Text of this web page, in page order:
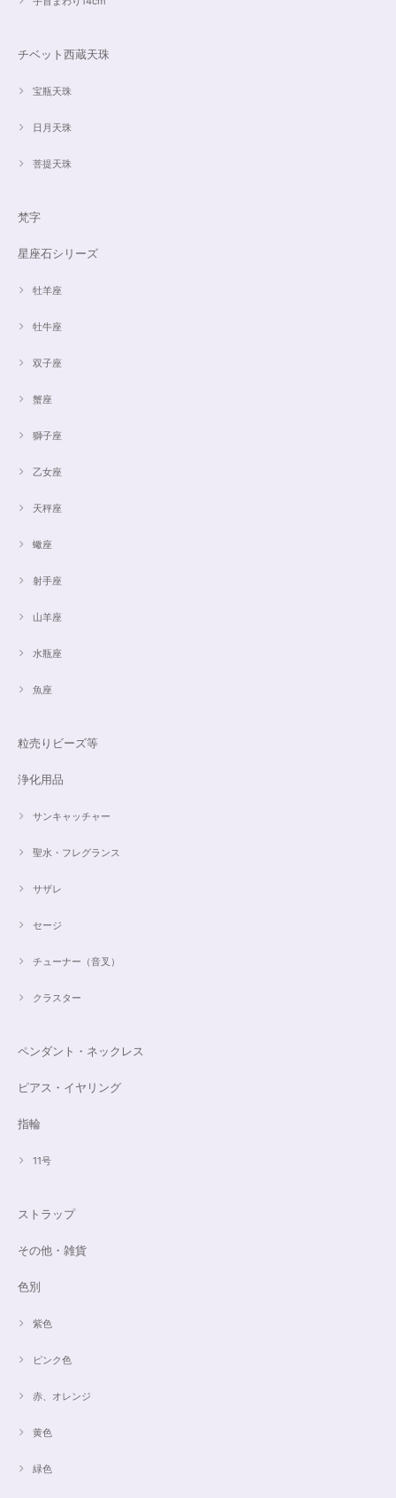
チベット西蔵天珠
宝瓶天珠
日月天珠
菩提天珠
梵字
星座石シリーズ
牡羊座
牡牛座
双子座
蟹座
獅子座
乙女座
天秤座
蠍座
射手座
山羊座
水瓶座
魚座
粒売りビーズ等
浄化用品
サンキャッチャー
聖水・フレグランス
サザレ
セージ
チューナー（音叉）
クラスター
ペンダント・ネックレス
ピアス・イヤリング
指輪
11号
ストラップ
その他・雑貨
色別
紫色
ピンク色
赤、オレンジ
黄色
緑色